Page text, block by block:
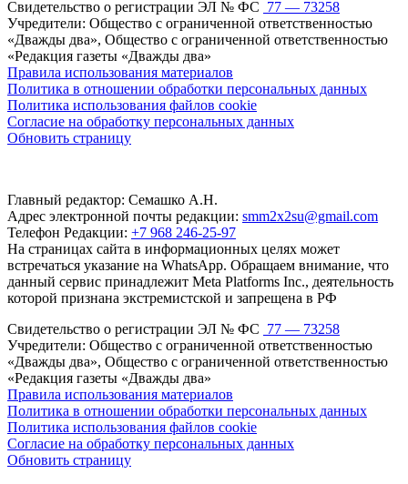
Свидетельство о регистрации ЭЛ № ФС 77 — 73258
Учредители: Общество с ограниченной ответственностью
«Дважды два», Общество с ограниченной ответственностью
«Редакция газеты «Дважды два»
Правила использования материалов
Политика в отношении обработки персональных данных
Политика использования файлов cookie
Согласие на обработку персональных данных
Обновить страницу
Главный редактор: Семашко А.Н.
Адрес электронной почты редакции: smm2x2su@gmail.com
Телефон Редакции: +7 968 246-25-97
На страницах сайта в информационных целях может
встречаться указание на WhatsApp. Обращаем внимание, что
данный сервис принадлежит Meta Platforms Inc., деятельность
которой признана экстремистской и запрещена в РФ
Свидетельство о регистрации ЭЛ № ФС 77 — 73258
Учредители: Общество с ограниченной ответственностью
«Дважды два», Общество с ограниченной ответственностью
«Редакция газеты «Дважды два»
Правила использования материалов
Политика в отношении обработки персональных данных
Политика использования файлов cookie
Согласие на обработку персональных данных
Обновить страницу